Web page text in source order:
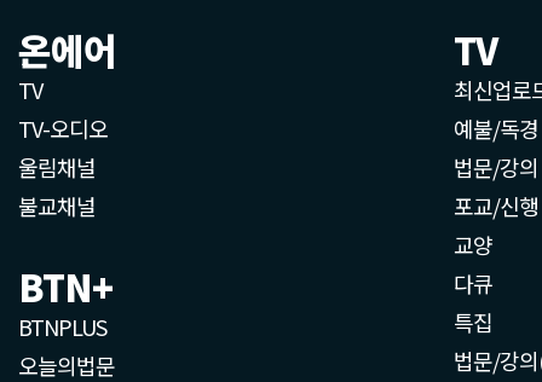
온에어
TV
TV-오디오
울림채널
불교채널
BTN+
BTNPLUS
오늘의법문
TV
최신업로
예불/독경
법문/강의
포교/신행
교양
다큐
특집
법문/강